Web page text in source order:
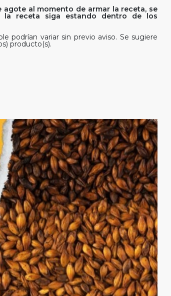
agote al momento de armar la receta, se
receta siga estando dentro de los
podrían variar sin previo aviso. Se sugiere
producto(s).